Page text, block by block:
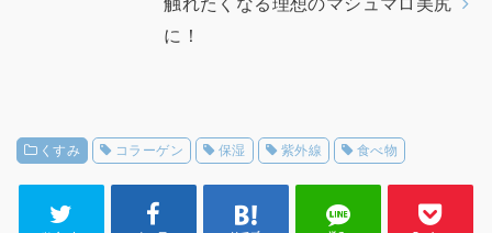
に！
くすみ コラーゲン 保湿 紫外線 食べ物